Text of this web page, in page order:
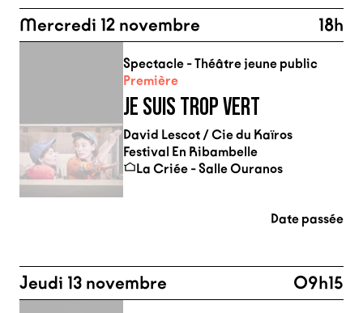
Mercredi 12 novembre 18h
Spectacle - Théâtre jeune public
Première
JE SUIS TROP VERT
David Lescot / Cie du Kaïros
Festival En Ribambelle
La Criée - Salle Ouranos
Date passée
Jeudi 13 novembre 09h15